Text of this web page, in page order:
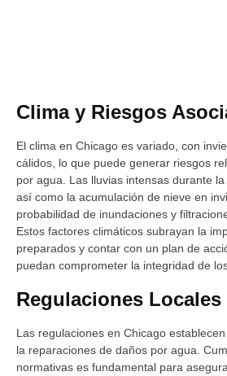
Clima y Riesgos
El clima en Chicago es variado, con
cálidos, lo que puede generar riesgos
por agua. Las lluvias intensas durante
así como la acumulación de nieve en
probabilidad de inundaciones y
Estos factores climáticos subrayan la
preparados y contar con un plan de
puedan comprometer la integridad de
Regulaciones Locales
Las regulaciones en Chicago
la reparaciones de daños por agua.
normativas es fundamental para